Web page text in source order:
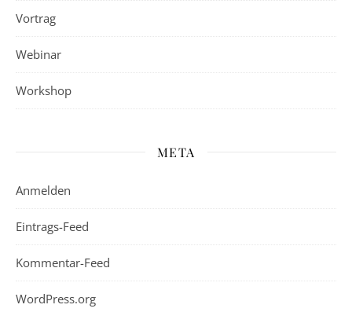
Vortrag
Webinar
Workshop
META
Anmelden
Eintrags-Feed
Kommentar-Feed
WordPress.org